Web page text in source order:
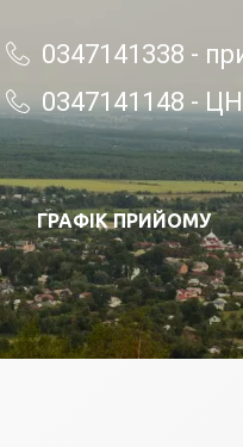
0347141338 -
0347141148 -
ГРАФІК ПРИЙОМУ